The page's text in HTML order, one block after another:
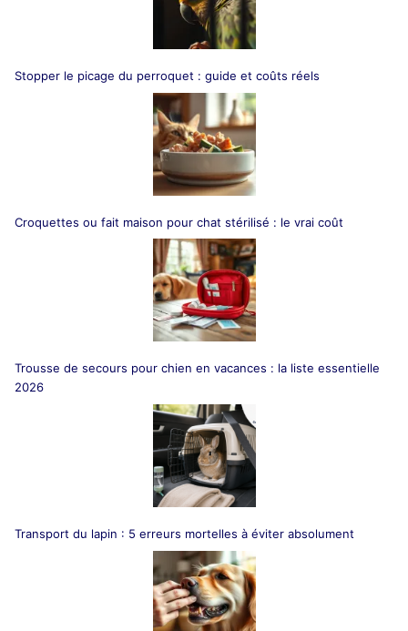
Stopper le picage du perroquet : guide et coûts réels
Croquettes ou fait maison pour chat stérilisé : le vrai coût
Trousse de secours pour chien en vacances : la liste essentielle
2026
Transport du lapin : 5 erreurs mortelles à éviter absolument